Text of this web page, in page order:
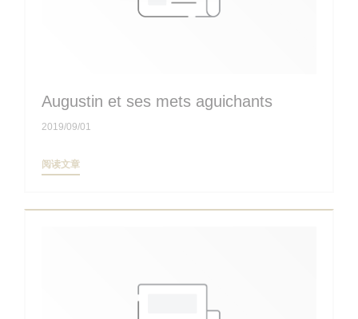
Augustin et ses mets aguichants
2019/09/01
阅读文章((在新窗口中打开))